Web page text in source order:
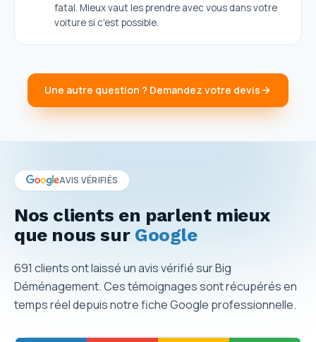
fatal. Mieux vaut les prendre avec vous dans votre
voiture si c'est possible.
Une autre question ? Demandez votre devis
AVIS VÉRIFIÉS
Nos clients en parlent mieux
que nous sur Google
691 clients ont laissé un avis vérifié sur Big
Déménagement. Ces témoignages sont récupérés en
temps réel depuis notre fiche Google professionnelle.